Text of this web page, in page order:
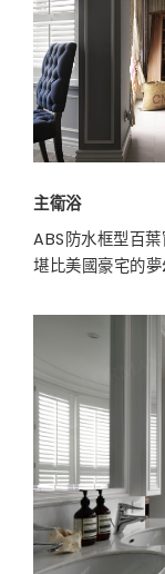
主衛浴
ABS防水框型百
堪比美國豪宅的